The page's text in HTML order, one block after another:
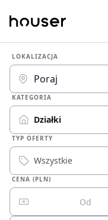
LOKALIZACJA
KATEGORIA
Działki
TYP OFERTY
Wszystkie
CENA (PLN)